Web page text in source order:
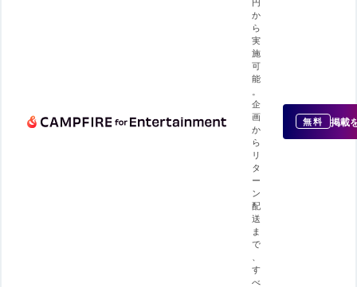
か
ら
実
施
可
能
企
画
か
ら
リ
タ
ー
ン
配
送
ま
で
す
べ
無料 掲載